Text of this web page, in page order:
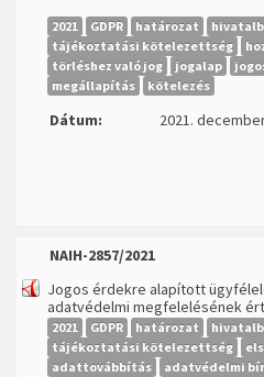
2021 GDPR határozat
tájékoztatási kötelezettség
törléshez való jog
jogalap
megállapítás
kötelezés
Dátum: 2021.
NAIH-2857/2021
Jogos érdekre alapított
adatvédelmi megfelelésének
2021 GDPR határozat
tájékoztatási kötelezettség
adattovábbítás
adatvédelmi